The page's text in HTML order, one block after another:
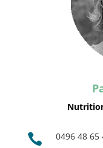
 0496 48 65